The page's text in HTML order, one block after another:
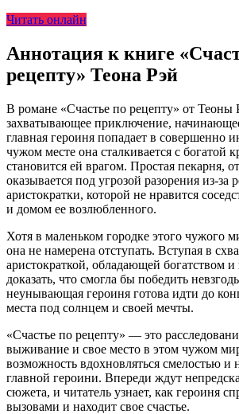
Читать онлайн
Аннотация к книге
рецепту» Теона Рэй
В романе «Счастье по рецепту» от Теоны
захватывающее приключение,
главная героиня попадает в совершенно
чужом месте она сталкивается с богатой
становится ей врагом. Простая пекарня,
оказывается под угрозой разорения из-за
аристократки, которой не нравится
и домом ее возлюбленного.
Хотя в маленьком городке этого чужого
она не намерена отступать. Вступая в
аристократкой, обладающей богатством
доказать, что смогла бы победить
неунывающая героиня готова идти до
места под солнцем и своей мечты.
«Счастье по рецепту» — это
выживание и свое место в этом чужом
возможность вдохновляться смелостью и
главной героини. Впереди ждут
сюжета, и читатель узнает, как героиня
вызовами и находит свое счастье.